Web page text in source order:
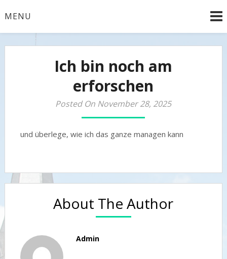
toMENU
Nicolaikirche
Oebisfelde
Ich bin noch am
erforschen
Posted On November 28, 2025
und überlege, wie ich das ganze managen kann
About The Author
Admin